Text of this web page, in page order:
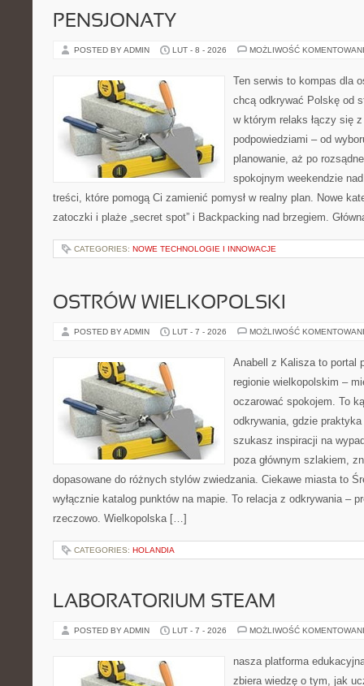
PENSJONATY
POSTED BY ADMIN LUT - 8 - 2026 MOŻLIWOŚĆ
Ten serwis to kompas dla
chcą odkrywać Polskę od
w którym relaks łączy się
podpowiedziami – od
planowanie, aż po
spokojnym weekendzie
treści, które pomogą Ci zamienić pomysł w realny plan. Nowe
zatoczki i plaże „secret spot” i Backpacking nad brzegiem.
CATEGORIES: NOWE TECHNOLOGIE I INNOWACJE
OSTRÓW WIELKOPOLSKI
POSTED BY ADMIN LUT - 7 - 2026 MOŻLIWOŚĆ
Anabell z Kalisza to portal
regionie wielkopolskim –
oczarować spokojem. To
odkrywania, gdzie
szukasz inspiracji na
poza głównym szlakiem,
dopasowane do różnych stylów zwiedzania. Ciekawe miasta to
wyłącznie katalog punktów na mapie. To relacja z odkrywania –
rzeczowo. Wielkopolska […]
CATEGORIES: HOLANDIA
LABORATORIUM STEAM
POSTED BY ADMIN LUT - 7 - 2026 MOŻLIWOŚĆ
nasza platforma
zbiera wiedzę o tym, jak